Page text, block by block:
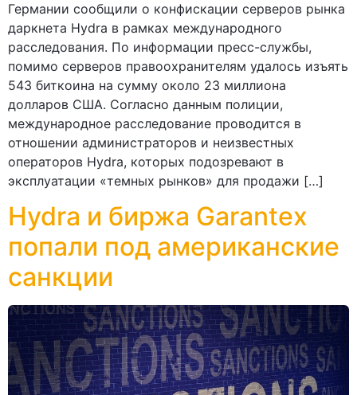
Германии сообщили о конфискации серверов рынка
даркнета Hydra в рамках международного
расследования. По информации пресс-службы,
помимо серверов правоохранителям удалось изъять
543 биткоина на сумму около 23 миллиона
долларов США. Согласно данным полиции,
международное расследование проводится в
отношении администраторов и неизвестных
операторов Hydra, которых подозревают в
эксплуатации «темных рынков» для продажи […]
Hydra и биржа Garantex
попали под американские
санкции